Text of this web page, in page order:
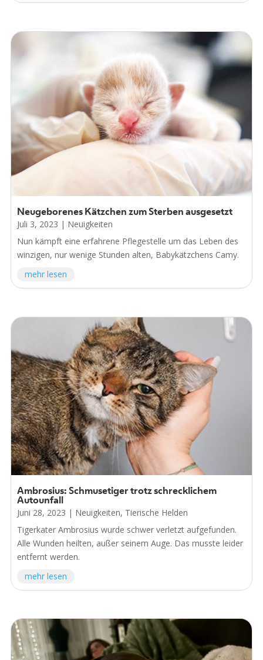
Neugeborenes Kätzchen zum Sterben ausgesetzt
Juli 3, 2023 | Neuigkeiten
Nun kämpft eine erfahrene Pflegestelle um das Leben des
winzigen, nur wenige Stunden alten, Babykätzchens Camy.
mehr lesen
Ambrosius: Schmusetiger trotz schrecklichem
Autounfall
Juni 28, 2023 | Neuigkeiten, Tierische Helden
Tigerkater Ambrosius wurde schwer verletzt aufgefunden.
Alle Wunden heilten, außer seinem Auge. Das musste leider
entfernt werden.
mehr lesen